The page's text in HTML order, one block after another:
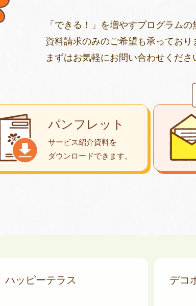
「できる！」を増やすプログラム
資料請求のみのご希望も承っており
まずはお気軽にお問い合わせくださ
パンフレット
サービス紹介資料を
ダウンロードできます。
ハッピーテラス デコ